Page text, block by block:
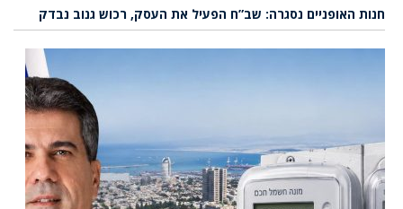
חנות האופניים נסגרה: שב”ח הפעיל את העסק, רכוש גנוב נבדק